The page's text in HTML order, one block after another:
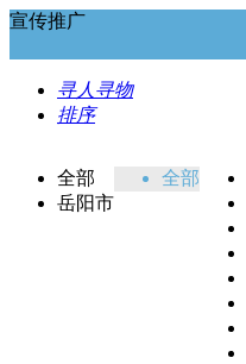
宣传推广
寻人寻物
排序
全部
岳阳市
全部